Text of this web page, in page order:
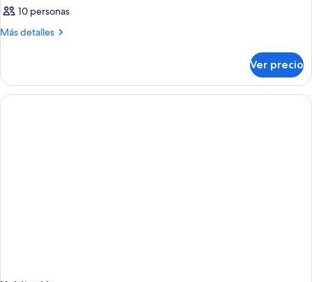
10 personas
Más detalles
Más
Ver precio